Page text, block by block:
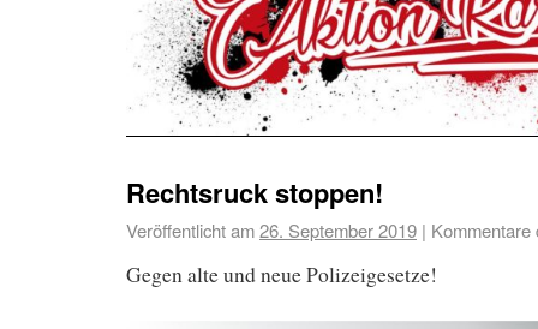
Rechtsruck stoppen!
Veröffentlicht am26. September 2019 | Kommentare
Gegen alte und neue Polizeigesetze!